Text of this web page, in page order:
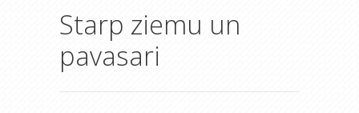
Starp ziemu un
pavasari